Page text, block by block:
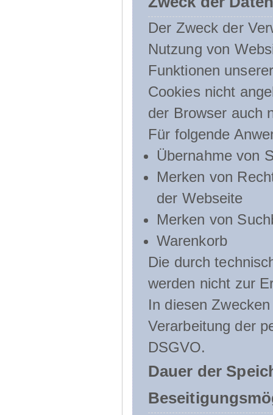
Der Zweck der
Nutzung von
Funktionen
Cookies nicht
der Browser auch
Für folgende
Übernahme von
Merken von
der Webseite
Merken von
Warenkorb
Die durch
werden nicht zur
In diesen
Verarbeitung der
DSGVO.
Dauer der